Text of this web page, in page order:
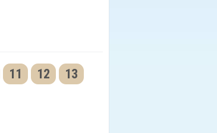
11 12
13